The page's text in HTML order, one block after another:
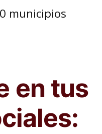
municipios
en tus